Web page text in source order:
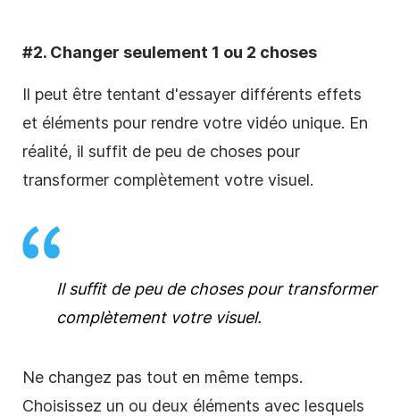
#2. Changer seulement 1 ou 2 choses
Il peut être tentant d'essayer différents effets
et éléments pour rendre votre vidéo unique. En
réalité, il suffit de peu de choses pour
transformer complètement votre visuel.
Il suffit de peu de choses pour transformer
complètement votre visuel.
Ne changez pas tout en même temps.
Choisissez un ou deux éléments avec lesquels